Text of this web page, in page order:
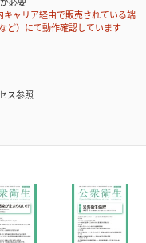
ャリア経由で販売されている端
ど）にて動作確認しています
ス参照